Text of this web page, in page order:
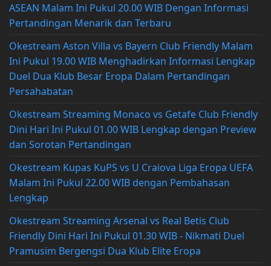
ASEAN Malam Ini Pukul 20.00 WIB Dengan Informasi
Pertandingan Menarik dan Terbaru
Okestream Aston Villa vs Bayern Club Friendly Malam
Ini Pukul 19.00 WIB Menghadirkan Informasi Lengkap
Duel Dua Klub Besar Eropa Dalam Pertandingan
Persahabatan
Okestream Streaming Monaco vs Getafe Club Friendly
Dini Hari Ini Pukul 01.00 WIB Lengkap dengan Preview
dan Sorotan Pertandingan
Okestream Kupas KuPS vs U Craiova Liga Eropa UEFA
Malam Ini Pukul 22.00 WIB dengan Pembahasan
Lengkap
Okestream Streaming Arsenal vs Real Betis Club
Friendly Dini Hari Ini Pukul 01.30 WIB - Nikmati Duel
Pramusim Bergengsi Dua Klub Elite Eropa